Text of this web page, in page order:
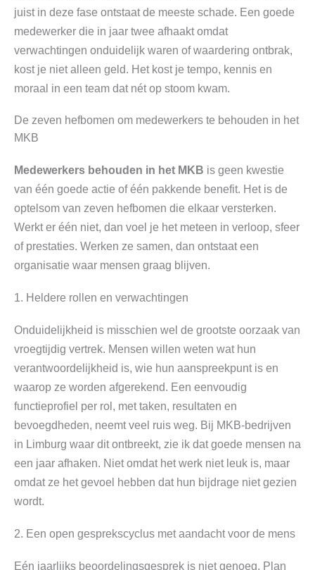
juist in deze fase ontstaat de meeste schade. Een goede
medewerker die in jaar twee afhaakt omdat
verwachtingen onduidelijk waren of waardering ontbrak,
kost je niet alleen geld. Het kost je tempo, kennis en
moraal in een team dat nét op stoom kwam.
De zeven hefbomen om medewerkers te behouden in het
MKB
Medewerkers behouden in het MKB is geen kwestie
van één goede actie of één pakkende benefit. Het is de
optelsom van zeven hefbomen die elkaar versterken.
Werkt er één niet, dan voel je het meteen in verloop, sfeer
of prestaties. Werken ze samen, dan ontstaat een
organisatie waar mensen graag blijven.
1. Heldere rollen en verwachtingen
Onduidelijkheid is misschien wel de grootste oorzaak van
vroegtijdig vertrek. Mensen willen weten wat hun
verantwoordelijkheid is, wie hun aanspreekpunt is en
waarop ze worden afgerekend. Een eenvoudig
functieprofiel per rol, met taken, resultaten en
bevoegdheden, neemt veel ruis weg. Bij MKB-bedrijven
in Limburg waar dit ontbreekt, zie ik dat goede mensen na
een jaar afhaken. Niet omdat het werk niet leuk is, maar
omdat ze het gevoel hebben dat hun bijdrage niet gezien
wordt.
2. Een open gesprekscyclus met aandacht voor de mens
Eén jaarlijks beoordelingsgesprek is niet genoeg. Plan